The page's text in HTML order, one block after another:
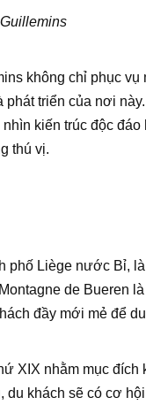
không chỉ phục vụ
triển của nơi
kiến trúc độc
thú vị.
phố Liège nước Bỉ,
de Bueren
đầy mới mẻ để
XIX nhằm mục đích
du khách sẽ có cơ